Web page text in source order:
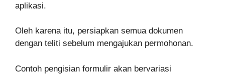
aplikasi.
Oleh karena itu, persiapkan semua dokumen
dengan teliti sebelum mengajukan permohonan.
Contoh pengisian formulir akan bervariasi